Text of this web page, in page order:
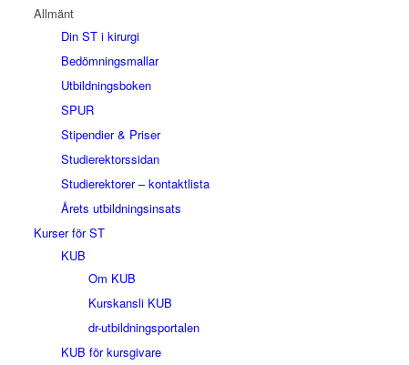
Allmänt
Din ST i kirurgi
Bedömningsmallar
Utbildningsboken
SPUR
Stipendier & Priser
Studierektorssidan
Studierektorer – kontaktlista
Årets utbildningsinsats
Kurser för ST
KUB
Om KUB
Kurskansli KUB
dr-utbildningsportalen
KUB för kursgivare